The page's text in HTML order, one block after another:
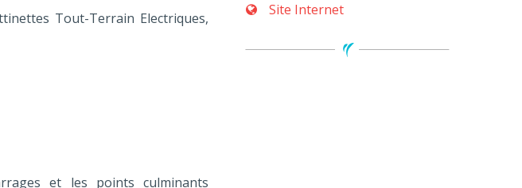
Tout-Terrain Electriques,
et les points culminants
Site Internet